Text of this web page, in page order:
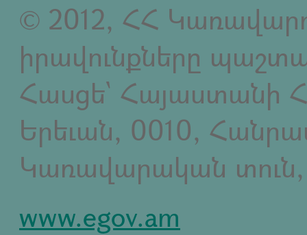
© 2012, ՀՀ
իրավունքները
Հասցե` Հայաստանի
Երեւան, 0010,
Կառավարական տուն,
www.egov.am